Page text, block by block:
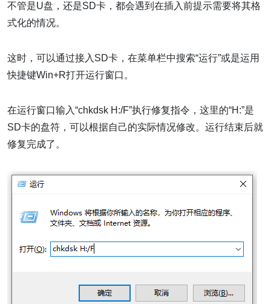
不管是U盘，还是SD卡，都会遇到在插入前提示需要将其格
式化的情况。
这时，可以通过接入SD卡，在菜单栏中搜索“运行”或是运用
快捷键Win+R打开运行窗口。
在运行窗口输入“chkdsk H:/F”执行修复指令，这里的“H:”是
SD卡的盘符，可以根据自己的实际情况修改。运行结束后就
修复完成了。